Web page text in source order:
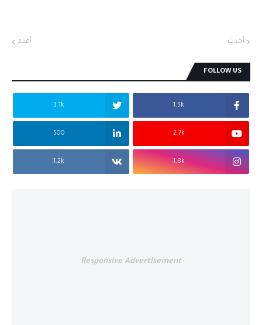
أحدث أقدم
FOLLOW US
1.5k
3.1k
2.7k
500
1.8k
1.2k
Responsive Advertisement